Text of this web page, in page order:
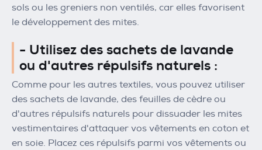
sols ou les greniers non ventilés, car elles favorisent
le développement des mites.
- Utilisez des sachets de lavande
ou d'autres répulsifs naturels :
Comme pour les autres textiles, vous pouvez utiliser
des sachets de lavande, des feuilles de cèdre ou
d'autres répulsifs naturels pour dissuader les mites
vestimentaires d'attaquer vos vêtements en coton et
en soie. Placez ces répulsifs parmi vos vêtements ou